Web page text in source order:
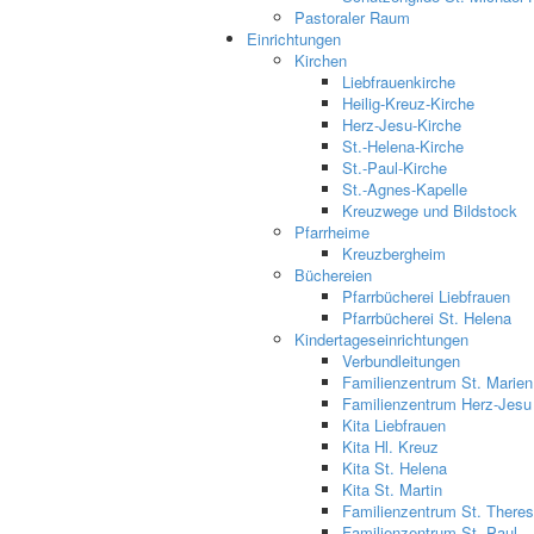
Pastoraler Raum
Einrichtungen
Kirchen
Liebfrauenkirche
Heilig-Kreuz-Kirche
Herz-Jesu-Kirche
St.-Helena-Kirche
St.-Paul-Kirche
St.-Agnes-Kapelle
Kreuzwege und Bildstock
Pfarrheime
Kreuzbergheim
Büchereien
Pfarrbücherei Liebfrauen
Pfarrbücherei St. Helena
Kindertageseinrichtungen
Verbundleitungen
Familienzentrum St. Marien
Familienzentrum Herz-Jesu
Kita Liebfrauen
Kita Hl. Kreuz
Kita St. Helena
Kita St. Martin
Familienzentrum St.